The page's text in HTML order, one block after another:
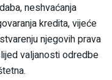
neshvaćanja
kredita, vijeće
njegovih prava
valjanosti odredbe